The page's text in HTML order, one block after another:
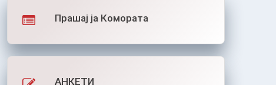
Прашај ја Комората
АНКЕТИ